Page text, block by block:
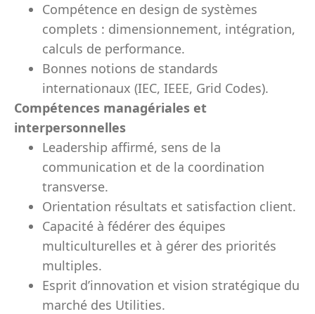
Compétence en design de systèmes
complets : dimensionnement, intégration,
calculs de performance.
Bonnes notions de standards
internationaux (IEC, IEEE, Grid Codes).
Compétences managériales et
interpersonnelles
Leadership affirmé, sens de la
communication et de la coordination
transverse.
Orientation résultats et satisfaction client.
Capacité à fédérer des équipes
multiculturelles et à gérer des priorités
multiples.
Esprit d’innovation et vision stratégique du
marché des Utilities.